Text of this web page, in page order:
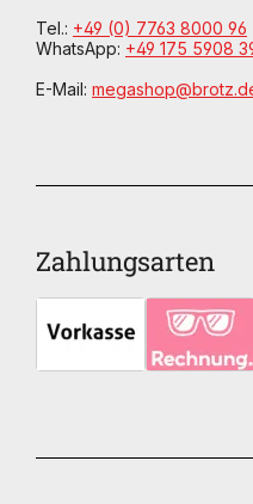
Tel.: +49 (0) 7763 8000 96
WhatsApp: +49 175 5908
E-Mail:
Zahlungsarten